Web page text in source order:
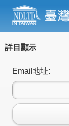
詳目顯示
Email地址: